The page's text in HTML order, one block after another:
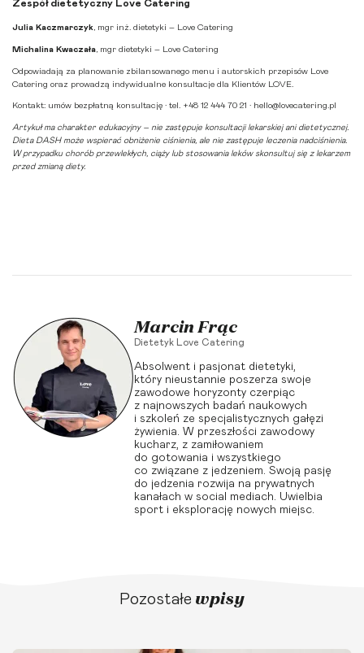
Zespół dietetyczny Love Catering
Julia Kaczmarczyk , mgr inż. dietetyki – Love Catering
Michalina Kwaczała , mgr dietetyki – Love Catering
Odpowiadają za planowanie zbilansowanego menu i autorskich przepisów Love
Catering oraz prowadzą indywidualne konsultacje dla Klientów LOVE.
Kontakt: umów bezpłatną konsultację · tel. +48 12 444 70 21 · hello@lovecatering.pl
Artykuł ma charakter edukacyjny – nie zastępuje konsultacji lekarskiej ani dietetycznej.
Dieta DASH może wspierać obniżenie ciśnienia, ale nie zastępuje leczenia nadciśnienia.
W przypadku chorób przewlekłych, ciąży lub stosowania leków skonsultuj się z lekarzem
przed zmianą diety.
Marcin Frąc
Dietetyk Love Catering
Absolwent i pasjonat dietetyki,
który nieustannie poszerza swoje
zawodowe horyzonty czerpiąc
z najnowszych badań naukowych
i szkoleń ze specjalistycznych gałęzi
żywienia. W przeszłości zawodowy
kucharz, z zamiłowaniem
do gotowania i wszystkiego
co związane z jedzeniem. Swoją pasję
do jedzenia rozwija na prywatnych
kanałach w social mediach. Uwielbia
sport i eksplorację nowych miejsc.
Pozostałe wpisy